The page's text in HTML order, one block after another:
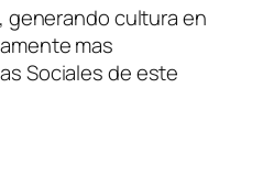
generando cultura en
mas
Sociales de este